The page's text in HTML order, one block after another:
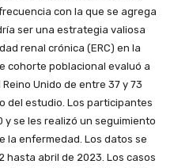
con la que se agrega
ser una estrategia valiosa
renal crónica (ERC) en la
cohorte poblacional evaluó a
Unido de entre 37 y 73
del estudio. Los participantes
se les realizó un seguimiento
la enfermedad. Los datos se
hasta abril de 2023. Los casos